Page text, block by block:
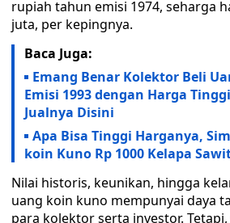
rupiah tahun emisi 1974, seharga
juta, per kepingnya.
Baca Juga:
Emang Benar Kolektor Beli
Emisi 1993 dengan Harga
Jualnya Disini
Apa Bisa Tinggi Harganya,
koin Kuno Rp 1000 Kelapa
Nilai historis, keunikan, hingga
uang koin kuno mempunyai daya
para kolektor serta investor.